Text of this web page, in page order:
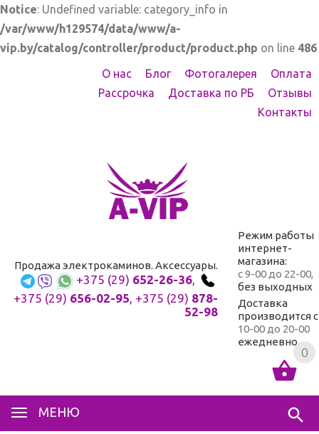
Notice: Undefined variable: category_info in
/var/www/h129574/data/www/a-
vip.by/catalog/controller/product/product.php on line 486
О нас
Блог Фотогалерея
Оплата
Рассрочка
Доставка по РБ
Отзывы
Контакты
Продажа электрокаминов. Аксессуары.
+375 (29) 652-26-36,
+375 (29) 656-02-95, +375 (29) 878-
52-98
Режим работы
интернет-
магазина:
с 9-00 до 22-00,
без выходных
Доставка
производится с
10-00 до 20-00
ежедневно
МЕНЮ
0